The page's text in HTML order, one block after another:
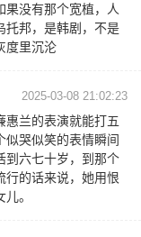
果没有那个宽植，人
托邦，是韩剧，不是
度里沉沦
2025-03-08 21:02:23
惠兰的表演就能打五
似哭似笑的表情瞬间
到六七十岁，到那个
的话来说，她用恨
。